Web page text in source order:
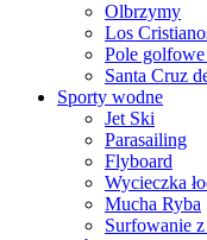
Olbrzymy
Los
Pole
Santa Cruz
Sporty wodne
Jet Ski
Parasailing
Flyboard
Wycieczka
Mucha Ryba
Surfowanie z